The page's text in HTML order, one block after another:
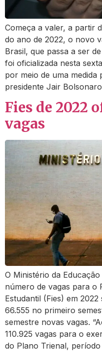
Começa a valer, a partir
do ano de 2022, o novo
Brasil, que passa a ser
foi oficializada nesta
por meio de uma medida
presidente Jair
Fies de 2022
vagas
O Ministério da
número de vagas para o
Estudantil (Fies) em 2022
66.555 no primeiro
semestre novas vagas.
110.925 vagas para o
do Plano Trienal,